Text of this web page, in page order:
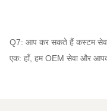
Q7: आप कर सकते हैं कस्टम
एक: हाँ, हम OEM सेवा और